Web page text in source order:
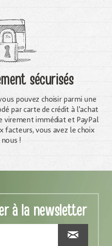
sécurisés
pouvez choisir parmi une
par carte de crédit à l'achat
virement immédiat et PayPal
facteurs, vous avez le choix
nous !
à la newsletter